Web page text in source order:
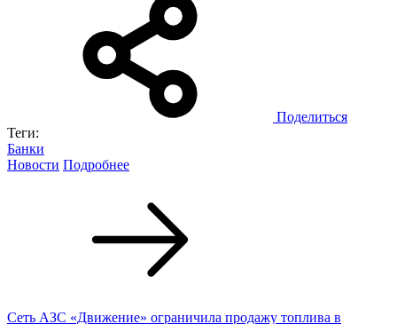
Поделиться
Теги:
Банки
Новости Подробнее
Сеть АЗС «Движение» ограничила продажу топлива в